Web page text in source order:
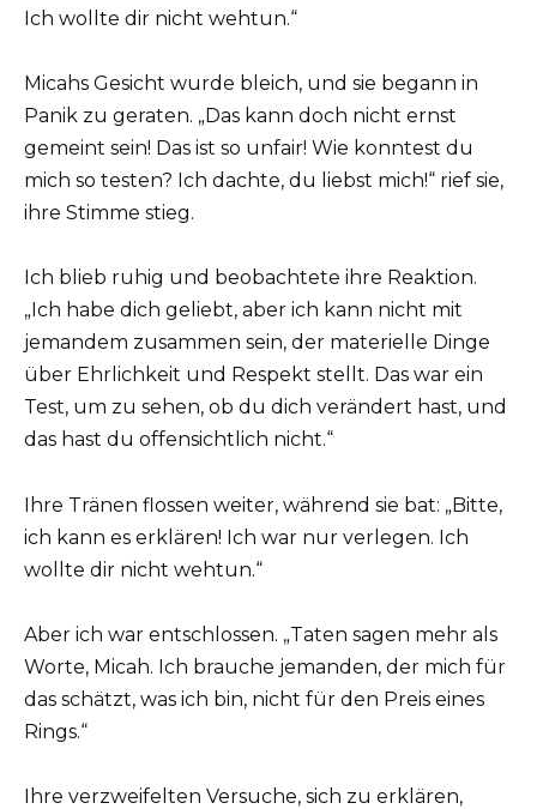
Ich wollte dir nicht wehtun.“
Micahs Gesicht wurde bleich, und sie begann in
Panik zu geraten. „Das kann doch nicht ernst
gemeint sein! Das ist so unfair! Wie konntest du
mich so testen? Ich dachte, du liebst mich!“ rief sie,
ihre Stimme stieg.
Ich blieb ruhig und beobachtete ihre Reaktion.
„Ich habe dich geliebt, aber ich kann nicht mit
jemandem zusammen sein, der materielle Dinge
über Ehrlichkeit und Respekt stellt. Das war ein
Test, um zu sehen, ob du dich verändert hast, und
das hast du offensichtlich nicht.“
Ihre Tränen flossen weiter, während sie bat: „Bitte,
ich kann es erklären! Ich war nur verlegen. Ich
wollte dir nicht wehtun.“
Aber ich war entschlossen. „Taten sagen mehr als
Worte, Micah. Ich brauche jemanden, der mich für
das schätzt, was ich bin, nicht für den Preis eines
Rings.“
Ihre verzweifelten Versuche, sich zu erklären,